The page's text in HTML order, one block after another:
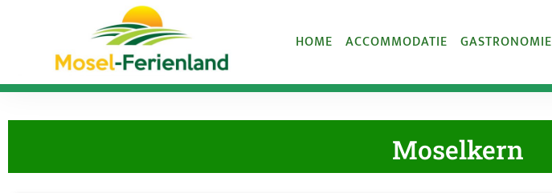
HOME ACCOMMODATIE GASTRONOMIE
Moselkern